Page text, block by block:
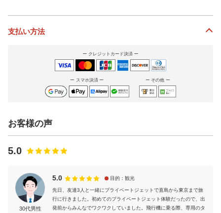
支払い方法
クレジットカード決済
スマホ決済 その他
お客様の声
5.0
30代男性
5.0 目的：観光
先日、友達3人と一緒にプライベートジェットで直島から東京まで旅
行に行きました。初めてのプライベートジェット体験だったので、出
発前からみんなでワクワクしていました。飛行機に乗る際、専用のタ